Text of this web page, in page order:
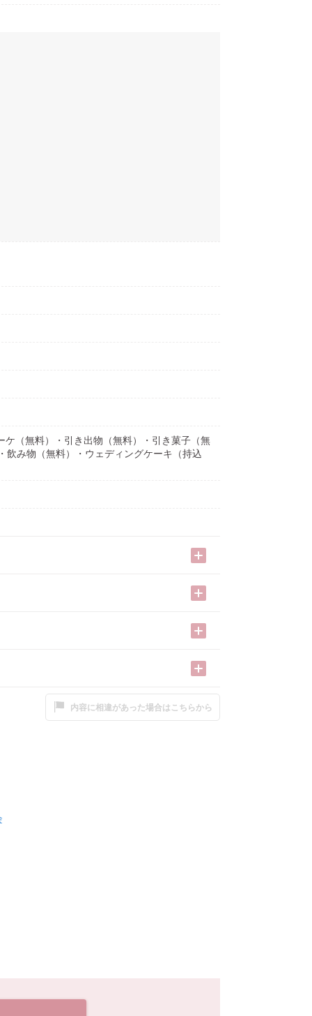
（無料）・引き出物（無料）・引き菓子（無
飲み物（無料）・ウェディングケーキ（持込
内容に相違があった場合はこちらから